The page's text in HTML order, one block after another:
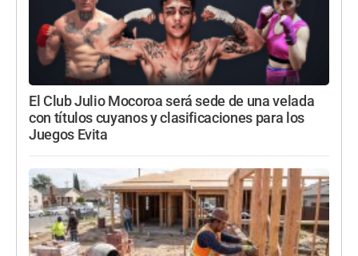
El Club Julio Mocoroa será sede de una velada
con títulos cuyanos y clasificaciones para los
Juegos Evita